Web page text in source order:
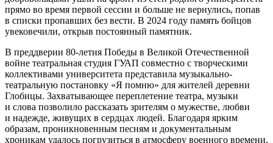
прямо во время первой сессии и больше не вернулись, попав
в списки пропавших без вести. В 2024 году память бойцов
увековечили, открыв постоянный памятник.
В преддверии 80-летия Победы в Великой Отечественной
войне театральная студия ГУАП совместно с творческими
коллективами университета представила музыкально-
театральную постановку «Я помню» для жителей деревни
Глобицы. Захватывающее переплетение театра, музыки
и слова позволило рассказать зрителям о мужестве, любви
и надежде, живущих в сердцах людей. Благодаря ярким
образам, проникновенным песням и документальным
хроникам удалось погрузиться в атмосферу военного времени,